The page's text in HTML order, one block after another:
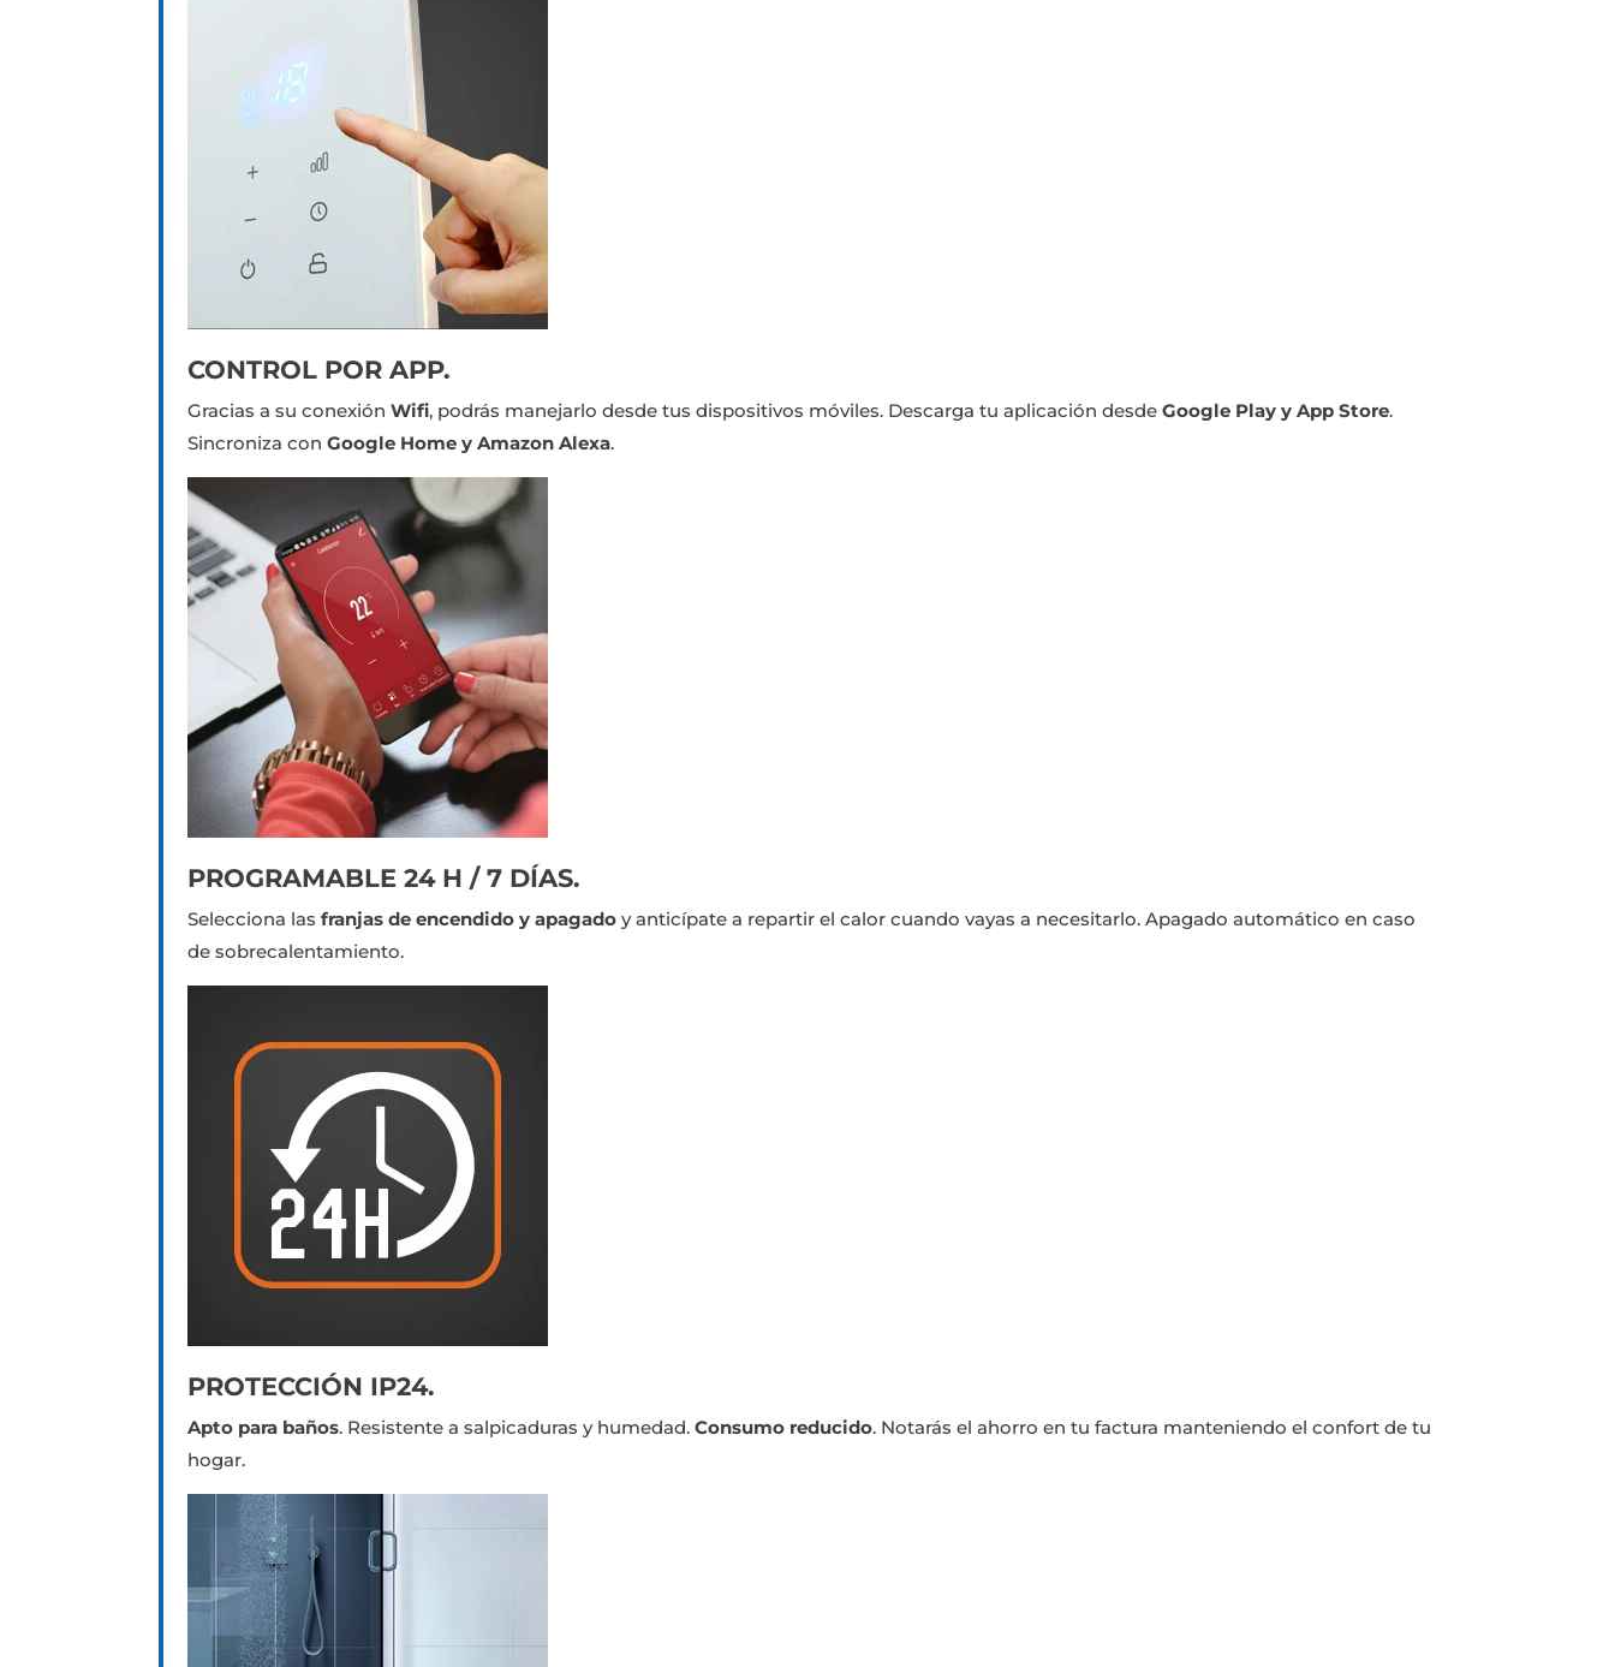
CONTROL POR APP.
Gracias a su conexión Wifi, podrás manejarlo desde tus dispositivos móviles. Descarga tu aplicación desde Google Play y App Store.
Sincroniza con Google Home y Amazon Alexa.
PROGRAMABLE 24 H / 7 DÍAS.
Selecciona las franjas de encendido y apagado y anticípate a repartir el calor cuando vayas a necesitarlo. Apagado automático en caso
de sobrecalentamiento.
PROTECCIÓN IP24.
Apto para baños. Resistente a salpicaduras y humedad. Consumo reducido. Notarás el ahorro en tu factura manteniendo el confort de tu
hogar.